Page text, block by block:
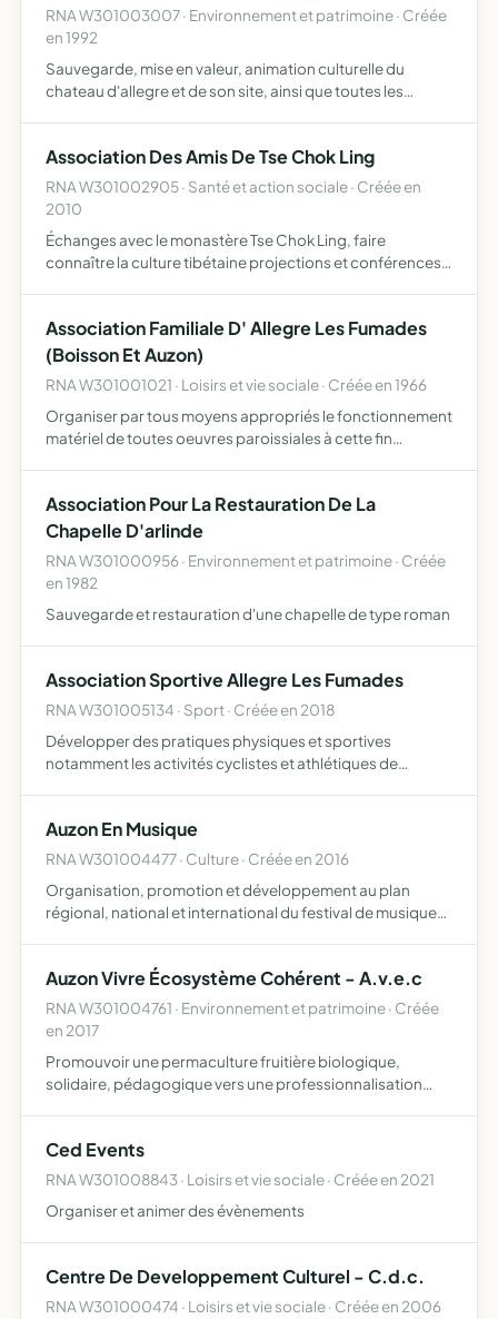
RNA W301003007 · Environnement et patrimoine · Créée
en 1992
Sauvegarde, mise en valeur, animation culturelle du
chateau d'allegre et de son site, ainsi que toutes les
Association Des Amis De Tse Chok Ling
RNA W301002905 · Santé et action sociale · Créée en
2010
Échanges avec le monastère Tse Chok Ling, faire
connaître la culture tibétaine projections et conférences,
Association Familiale D' Allegre Les Fumades
(Boisson Et Auzon)
RNA W301001021 · Loisirs et vie sociale · Créée en 1966
Organiser par tous moyens appropriés le fonctionnement
matériel de toutes oeuvres paroissiales à cette fin
entrete…
Association Pour La Restauration De La
Chapelle D'arlinde
RNA W301000956 · Environnement et patrimoine · Créée
en 1982
Sauvegarde et restauration d'une chapelle de type roman
Association Sportive Allegre Les Fumades
RNA W301005134 · Sport · Créée en 2018
Développer des pratiques physiques et sportives
notamment les activités cyclistes et athlétiques de
Auzon En Musique
RNA W301004477 · Culture · Créée en 2016
Organisation, promotion et développement au plan
régional, national et international du festival de musique
Auzon Vivre Écosystème Cohérent - A.v.e.c
RNA W301004761 · Environnement et patrimoine · Créée
en 2017
Promouvoir une permaculture fruitière biologique,
solidaire, pédagogique vers une professionnalisation
primord…
Ced Events
RNA W301008843 · Loisirs et vie sociale · Créée en 2021
Organiser et animer des évènements
Centre De Developpement Culturel - C.d.c.
RNA W301000474 · Loisirs et vie sociale · Créée en 2006